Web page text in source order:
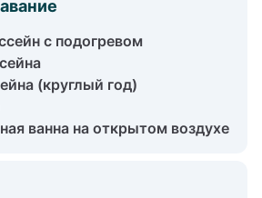
с подогревом
(круглый год)
ванна на открытом воздухе